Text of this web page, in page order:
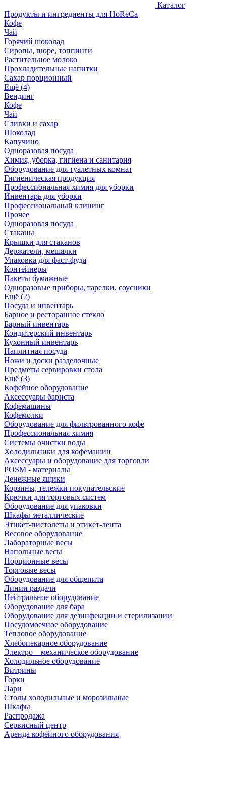
Каталог
Продукты и ингредиенты для HoReCa
Кофе
Чай
Горячий шоколад
Сиропы, пюре, топпинги
Растительное молоко
Прохладительные напитки
Сахар порционный
Ещё (4)
Вендинг
Кофе
Чай
Сливки и сахар
Шоколад
Капучино
Одноразовая посуда
Химия, уборка, гигиена и санитария
Оборудование для туалетных комнат
Гигиеническая продукция
Профессиональная химия для уборки
Инвентарь для уборки
Профессиональный клининг
Прочее
Одноразовая посуда
Стаканы
Крышки для стаканов
Держатели, мешалки
Упаковка для фаст-фуда
Контейнеры
Пакеты бумажные
Одноразовые приборы, тарелки, соусники
Ещё (2)
Посуда и инвентарь
Барное и ресторанное стекло
Барный инвентарь
Кондитерский инвентарь
Кухонный инвентарь
Наплитная посуда
Ножи и доски разделочные
Предметы сервировки стола
Ещё (3)
Кофейное оборудование
Аксессуары бариста
Кофемашины
Кофемолки
Оборудование для фильтрованного кофе
Профессиональная химия
Системы очистки воды
Холодильники для кофемашин
Аксессуары и оборудование для торговли
POSM - материалы
Денежные ящики
Корзины, тележки покупательские
Крючки для торговых систем
Оборудование для упаковки
Шкафы металлические
Этикет-пистолеты и этикет-лента
Весовое оборудование
Лабораторные весы
Напольные весы
Порционные весы
Торговые весы
Оборудование для общепита
Линии раздачи
Нейтральное оборудование
Оборудование для бара
Оборудование для дезинфекции и стерилизации
Посудомоечное оборудование
Тепловое оборудование
Хлебопекарное оборудование
Электро _ механическое оборудование
Холодильное оборудование
Витрины
Горки
Лари
Столы холодильные и морозильные
Шкафы
Распродажа
Сервисный центр
Аренда кофейного оборудования